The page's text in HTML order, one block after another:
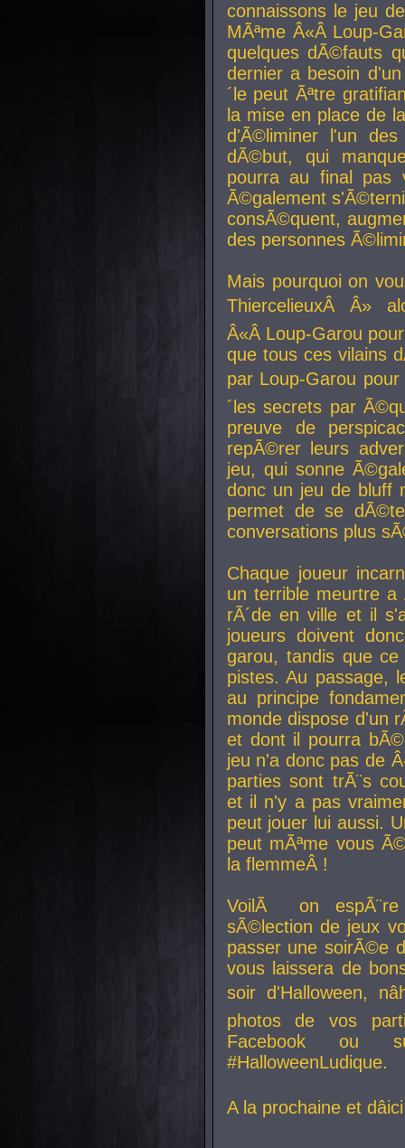
connaissons le jeu
MÃªme Â«Â Loup-
quelques dÃ©fauts
dernier a besoin
´le peut Ãªtre
la mise en place de
d'Ã©liminer l'un
dÃ©but, qui
pourra au final pas
Ã©galement
consÃ©quent,
des personnes
Mais pourquoi on
ThiercelieuxÂ Â»
Â«Â Loup-Garou
que tous ces vilains
par Loup-Garou
´les secrets par
preuve de
repÃ©rer leurs
jeu, qui sonne
donc un jeu de bluff
permet de se
conversations plus
Chaque joueur
un terrible meurtre
rÃ´de en ville et il
joueurs doivent
garou, tandis que
pistes. Au passage,
au principe
monde dispose d'un
et dont il pourra
jeu n'a donc pas de
parties sont trÃ¨s
et il n'y a pas
peut jouer lui aussi.
peut mÃªme vous
la flemmeÂ !
VoilÃ on
sÃ©lection de jeux
passer une soirÃ©e
vous laissera de
soir d'Halloween,
photos de vos
Facebook ou
#HalloweenLudique.
A la prochaine et